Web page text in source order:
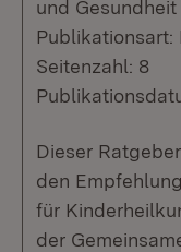
und Gesundheit
Seitenzahl: 8
Dieser
den
für
der